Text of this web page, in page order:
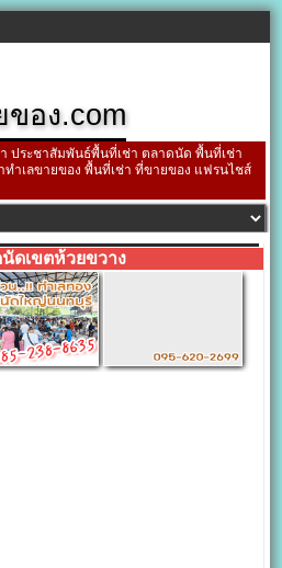
ของ.com
ประชาสัมพันธ์พื้นที่เช่า ตลาดนัด พื้นที่เช่า
ำเลขายของ พื้นที่เช่า ที่ขายของ แฟรนไชส์
ดเขตห้วยขวาง